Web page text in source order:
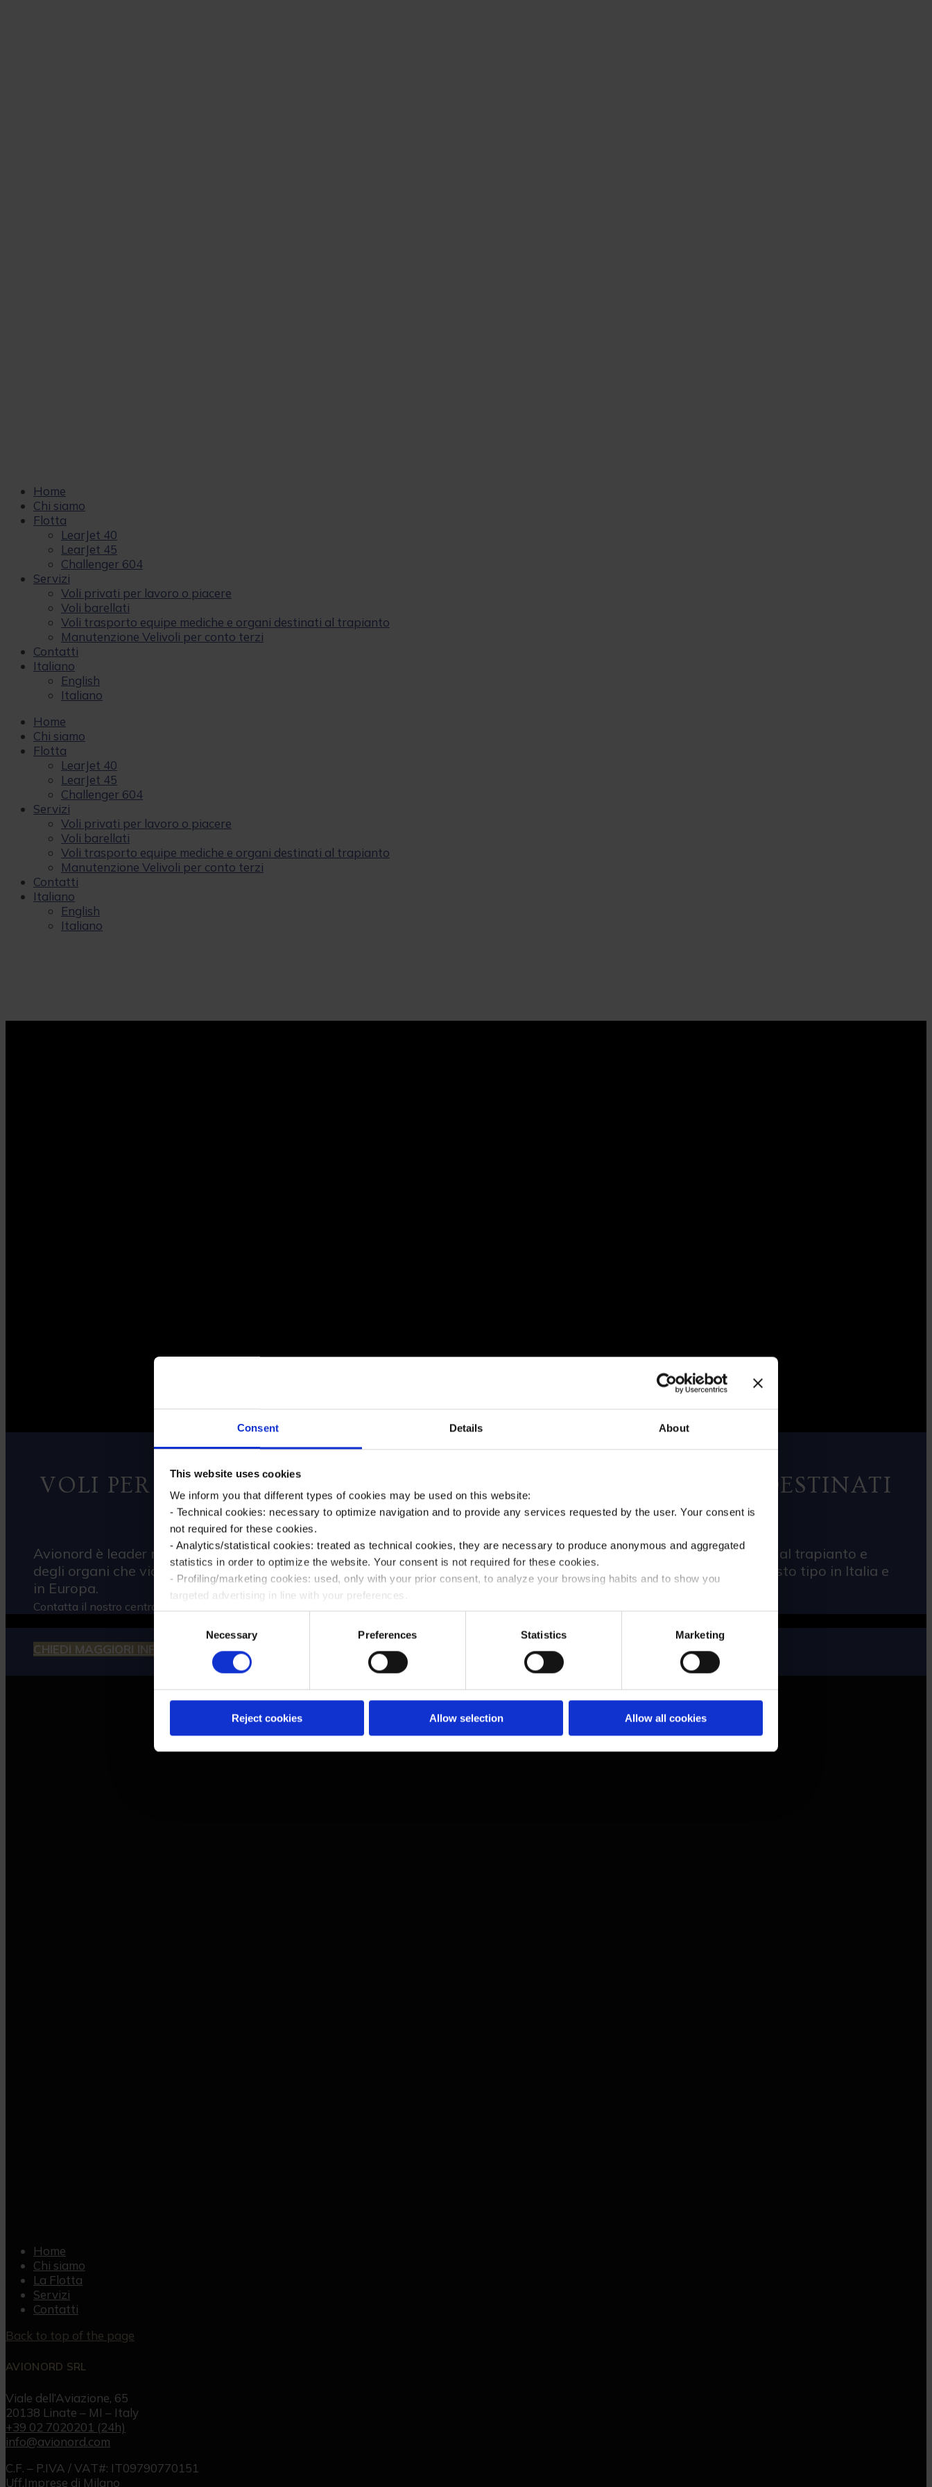
Consent Details About
This website uses cookies
We inform you that different types of cookies may be used on this website:
- Technical cookies: necessary to optimize navigation and to provide any services requested by the user. Your consent is
not required for these cookies.
- Analytics/statistical cookies: treated as technical cookies, they are necessary to produce anonymous and aggregated
statistics in order to optimize the website. Your consent is not required for these cookies.
- Profiling/marketing cookies: used, only with your prior consent, to analyze your browsing habits and to show you
targeted advertising in line with your preferences.
Please make your choices regarding the use of profiling cookies by selecting one of the buttons below. You can find more
details by viewing the extended Cookie Policy.
By closing this banner using the appropriate command marked with an “X” in the top right corner, the default settings will
Necessary Preferences Statistics Marketing
Reject cookies Allow selection Allow all cookies
Home
Chi siamo
Flotta
LearJet 40
LearJet 45
Challenger 604
Servizi
Voli privati per lavoro o piacere
Voli barellati
Voli trasporto equipe mediche e organi destinati al trapianto
Manutenzione Velivoli per conto terzi
Contatti
Italiano
English
Italiano
Home
Chi siamo
Flotta
LearJet 40
LearJet 45
Challenger 604
Servizi
Voli privati per lavoro o piacere
Voli barellati
Voli trasporto equipe mediche e organi destinati al trapianto
Manutenzione Velivoli per conto terzi
Contatti
Italiano
English
Italiano
VOLI PER IL TRASPORTO DI EQUIPE MEDICHE E DI ORGANI DESTINATI
AL TRAPIANTO
Avionord è leader nel trasporto aereo in urgenza di equipe di chirurghi impegnati nel prelievo degli organi destinati al trapianto e
degli organi che viaggiano senza accompagnamento medico. Ogni anno Avionord esegue circa 400 missioni di questo tipo in Italia e
in Europa.
Contatta il nostro centro operativo per informazioni al numero
CHIEDI MAGGIORI INFORMAZIONI
Home
Chi siamo
La Flotta
Servizi
Contatti
Back to top of the page
AVIONORD SRL
Viale dell’Aviazione, 65
20138 Linate – MI – Italy
+39 02 7020201 (24h)
info@avionord.com
C.F. – P.IVA / VAT#: IT09790770151
Uff.Imprese di Milano